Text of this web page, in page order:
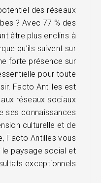
des réseaux
? Avec 77 % des
être plus enclins à
qu’ils suivent sur
forte présence sur
pour toute
Facto Antilles est
réseaux sociaux
ses connaissances
culturelle et de
Facto Antilles vous
le paysage social et
exceptionnels.